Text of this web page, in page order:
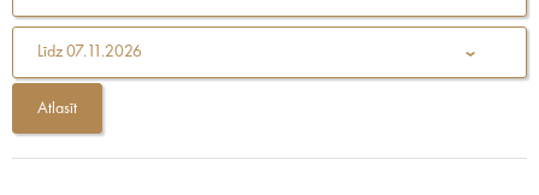
Līdz07.11.2026